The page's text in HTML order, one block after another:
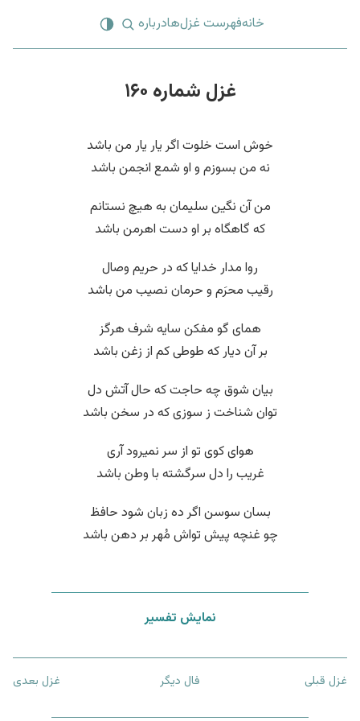
خانهفهرست غزل‌هادرباره
غزل شماره ۱۶۰
خوش است خلوت اگر یار یار من باشد
نه من بسوزم و او شمع انجمن باشد
من آن نگین سلیمان به هیچ نستانم
که گاهگاه بر او دست اهرمن باشد
روا مدار خدایا که در حریم وصال
رقیب محرَم و حرمان نصیب من باشد
همای گو مفکن سایه شرف هرگز
بر آن دیار که طوطی کم از زغن باشد
بیان شوق چه حاجت که حال آتش دل
توان شناخت ز سوزی که در سخن باشد
هوای کوی تو از سر نمیرود آری
غریب را دل سرگشته با وطن باشد
بسان سوسن اگر ده زبان شود حافظ
چو غنچه پیش تواش مُهر بر دهن باشد
نمایش تفسیر
غزل قبلی فال دیگر غزل بعدی